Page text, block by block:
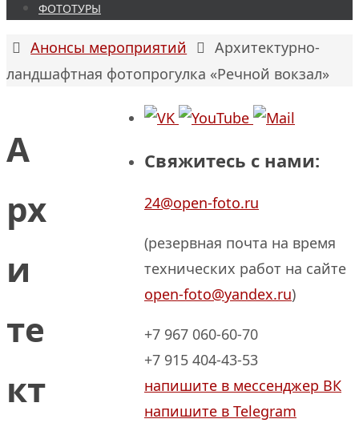
ФОТОТУРЫ
Главная
Анонсы мероприятий
Архитектурно-
ландшафтная фотопрогулка «Речной вокзал»
А
рх
и
те
кт
Свяжитесь с нами:
24@open-foto.ru
(резервная почта на время
технических работ на сайте
open-foto@yandex.ru)
+7 967 060-60-70
+7 915 404-43-53
напишите в мессенджер ВК
напишите в Telegram